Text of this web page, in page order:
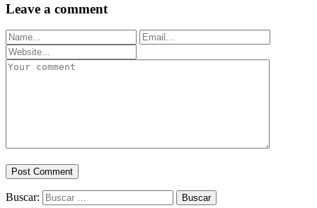
Leave a comment
Buscar: